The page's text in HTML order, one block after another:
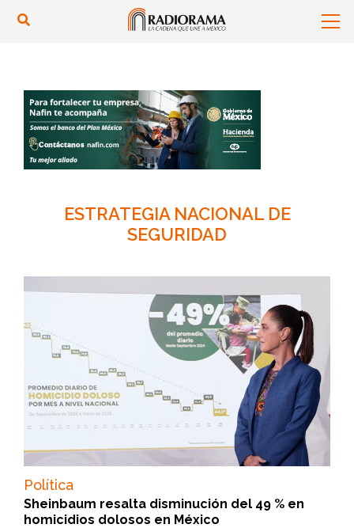
ESTRATEGIA NACIONAL DE
SEGURIDAD
Política
Sheinbaum resalta disminución del 49 % en
homicidios dolosos en México